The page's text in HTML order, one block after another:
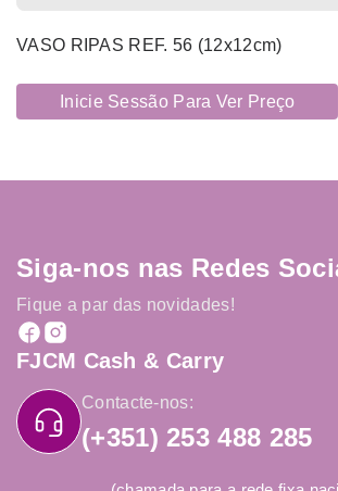
VASO RIPAS REF. 56 (12x12cm)
Inicie Sessão Para Ver Preço
Siga-nos nas Redes
Fique a par das novidades!
FJCM Cash & Carry
Contacte-nos:
(+351) 253 488 285